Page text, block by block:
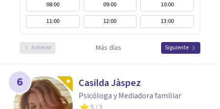
08:00 09:00
10:00
11:00
12:00 13:00
Anterior Más días Siguiente
6 Casilda Jàspez
Psicóloga y Mediadora familiar